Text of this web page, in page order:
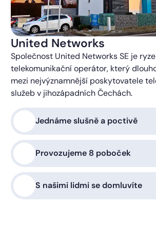
United Networks
Společnost United Networks SE je
telekomunikační operátor, který
mezi nejvýznamnější poskytovatele
služeb v jihozápadních Čechách.
Jednáme slušně a poctivě
Provozujeme 8 poboček
S našimi lidmi se domluvíte